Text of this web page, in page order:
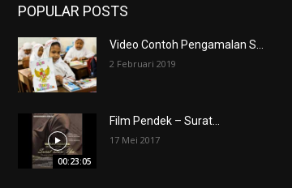
POPULAR POSTS
Video Contoh Pengamalan S...
2 Februari 2019
00:23:05
Film Pendek – Surat...
17 Mei 2017